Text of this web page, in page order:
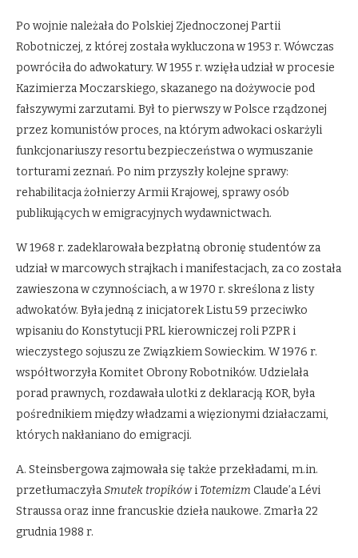
Po wojnie należała do Polskiej Zjednoczonej Partii
Robotniczej, z której została wykluczona w 1953 r. Wówczas
powróciła do adwokatury. W 1955 r. wzięła udział w procesie
Kazimierza Moczarskiego, skazanego na dożywocie pod
fałszywymi zarzutami. Był to pierwszy w Polsce rządzonej
przez komunistów proces, na którym adwokaci oskarżyli
funkcjonariuszy resortu bezpieczeństwa o wymuszanie
torturami zeznań. Po nim przyszły kolejne sprawy:
rehabilitacja żołnierzy Armii Krajowej, sprawy osób
publikujących w emigracyjnych wydawnictwach.
W 1968 r. zadeklarowała bezpłatną obronię studentów za
udział w marcowych strajkach i manifestacjach, za co została
zawieszona w czynnościach, a w 1970 r. skreślona z listy
adwokatów. Była jedną z inicjatorek Listu 59 przeciwko
wpisaniu do Konstytucji PRL kierowniczej roli PZPR i
wieczystego sojuszu ze Związkiem Sowieckim. W 1976 r.
współtworzyła Komitet Obrony Robotników. Udzielała
porad prawnych, rozdawała ulotki z deklaracją KOR, była
pośrednikiem między władzami a więzionymi działaczami,
których nakłaniano do emigracji.
A. Steinsbergowa zajmowała się także przekładami, m.in.
przetłumaczyłaSmutek tropikówi Totemizm Claude’a Lévi
Straussa oraz inne francuskie dzieła naukowe. Zmarła 22
grudnia 1988 r.